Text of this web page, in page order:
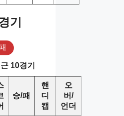
기
10경기
승/패
핸
디
캡
오
버/
언더